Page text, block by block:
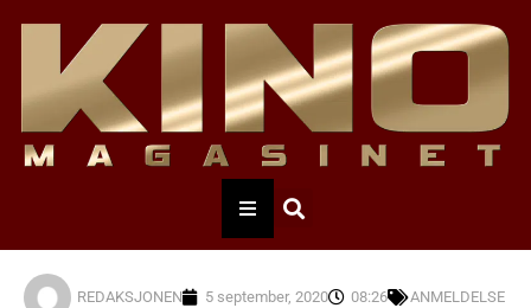
REDAKSJONEN 5 september, 2020 08:26 ANMELDELSE